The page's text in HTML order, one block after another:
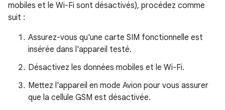
mobiles et le Wi-Fi sont désactivés), procédez comme
suit :
Assurez-vous qu'une carte SIM fonctionnelle est
insérée dans l'appareil testé.
Désactivez les données mobiles et le Wi-Fi.
Mettez l'appareil en mode Avion pour vous assurer
que la cellule GSM est désactivée.